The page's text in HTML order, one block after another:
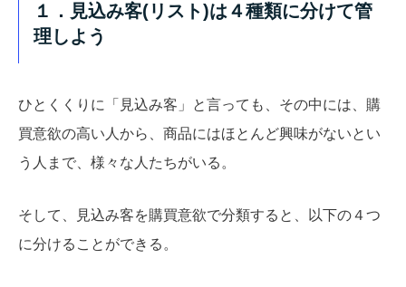
１．見込み客(リスト)は４種類に分けて管
理しよう
ひとくくりに「見込み客」と言っても、その中には、購
買意欲の高い人から、商品にはほとんど興味がないとい
う人まで、様々な人たちがいる。
そして、見込み客を購買意欲で分類すると、以下の４つ
に分けることができる。